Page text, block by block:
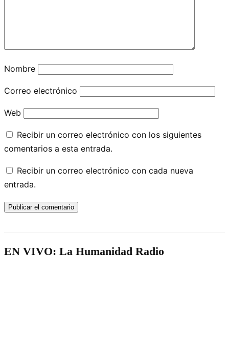
Nombre
Correo electrónico
Web
Recibir un correo electrónico con los siguientes
comentarios a esta entrada.
Recibir un correo electrónico con cada nueva
entrada.
EN VIVO: La Humanidad Radio